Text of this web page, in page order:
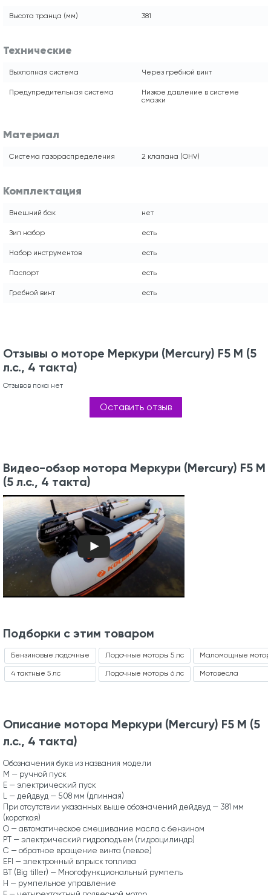
Высота транца (мм) 381
Технические
Выхлопная система Через гребной винт
Предупредительная система
Низкое давление в системе
смазки
Материал
Система газораспределения 2 клапана (OHV)
Комплектация
Внешний бак нет
Зип набор есть
Набор инструментов есть
Паспорт есть
Гребной винт есть
Отзывы о моторе Меркури (Mercury) F5 M (5
л.с., 4 такта)
Отзывов пока нет
Оставить отзыв
Видео-обзор мотора Меркури (Mercury) F5 M
(5 л.с., 4 такта)
Подборки с этим товаром
Бензиновые лодочные
4 тактные 5 лс
Лодочные моторы 5 лс
Лодочные моторы 6 лс
Маломощные
Мотовесла
Описание мотора Меркури (Mercury) F5 M (5
л.с., 4 такта)
Обозначения букв из названия модели
М — ручной пуск
Е — электрический пуск
L — дейдвуд — 508 мм (длинная)
При отсутствии указанных выше обозначений дейдвуд — 381 мм
(короткая)
O — автоматическое смешивание масла с бензином
PT — электрический гидроподъем (гидроцилиндр)
C — обратное вращение винта (левое)
EFI — электронный впрыск топлива
BT (Big tiller) — Многофункциональный румпель
H — румпельное управление